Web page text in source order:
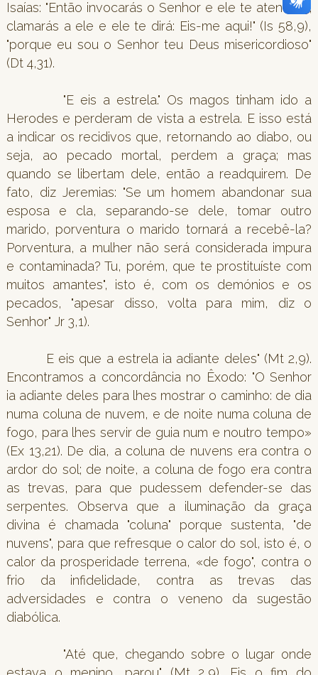
Isaías: "Então invocarás o Senhor e ele te atenderá;
clamarás a ele e ele te dirá: Eis-me aqui!" (Is 58,9),
"porque eu sou o Senhor teu Deus misericordioso"
(Dt 4,31).
"E eis a estrela." Os magos tinham ido a
Herodes e perderam de vista a estrela. E isso está
a indicar os recidivos que, retornando ao diabo, ou
seja, ao pecado mortal, perdem a graça; mas
quando se libertam dele, então a readquirem. De
fato, diz Jeremias: "Se um homem abandonar sua
esposa e cla, separando-se dele, tomar outro
marido, porventura o marido tornará a recebê-la?
Porventura, a mulher não será considerada impura
e contaminada? Tu, porém, que te prostituíste com
muitos amantes", isto é, com os demónios e os
pecados, "apesar disso, volta para mim, diz o
Senhor" Jr 3,1).
E eis que a estrela ia adiante deles" (Mt 2,9).
Encontramos a concordância no Êxodo: "O Senhor
ia adiante deles para lhes mostrar o caminho: de dia
numa coluna de nuvem, e de noite numa coluna de
fogo, para lhes servir de guia num e noutro tempo»
(Ex 13,21). De dia, a coluna de nuvens era contra o
ardor do sol; de noite, a coluna de fogo era contra
as trevas, para que pudessem defender-se das
serpentes. Observa que a iluminação da graça
divina é chamada "coluna" porque sustenta, "de
nuvens", para que refresque o calor do sol, isto é, o
calor da prosperidade terrena, «de fogo", contra o
frio da infidelidade, contra as trevas das
adversidades e contra o veneno da sugestão
diabólica.
"Até que, chegando sobre o lugar onde